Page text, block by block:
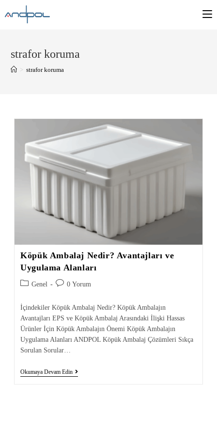
strafor koruma
> strafor koruma
Köpük Ambalaj Nedir? Avantajları ve
Uygulama Alanları
Genel 0 Yorum
İçindekiler Köpük Ambalaj Nedir? Köpük Ambalajın
Avantajları EPS ve Köpük Ambalaj Arasındaki İlişki Hassas
Ürünler İçin Köpük Ambalajın Önemi Köpük Ambalajın
Uygulama Alanları ANDPOL Köpük Ambalaj Çözümleri Sıkça
Sorulan Sorular…
Okumaya Devam Edin